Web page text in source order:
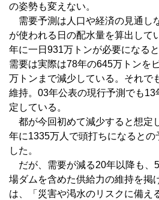
の姿勢も変えない。
需要予測は人口や経済の見通し
が使われる日の配水量を算出して
年に一日931万トンが必要になる
需要は実際は78年の645万トンを
万トンまで減少している。それで
維持。03年公表の現行予測でも
定している。
都が今回初めて減少すると想定
年に1335万人で頭打ちになると
した。
だが、需要が減る20年以降も、
場ダムを含めた供給力の維持を掲
は、「災害や渇水のリスクに備え